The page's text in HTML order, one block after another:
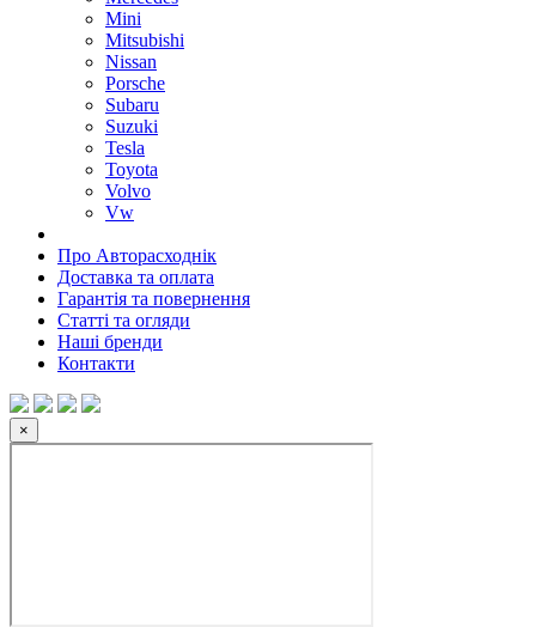
Mini
Mitsubishi
Nissan
Porsche
Subaru
Suzuki
Tesla
Toyota
Volvo
Vw
Про Авторасходнік
Доставка та оплата
Гарантія та повернення
Статті та огляди
Наші бренди
Контакти
×